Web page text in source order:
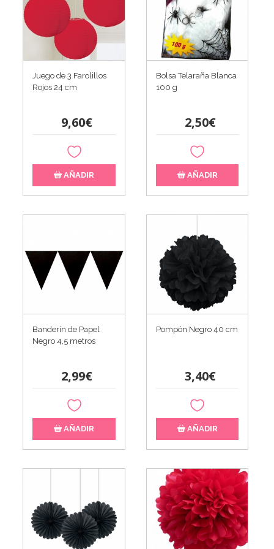
Juego de 3 Farolillos
Rojos 24 cm
9,60€
AÑADIR
Bolsa Telaraña Blanca
100 g
2,50€
AÑADIR
Banderín de Papel
Negro 4,5 metros
2,99€
AÑADIR
Pompón Negro 40 cm
3,40€
AÑADIR